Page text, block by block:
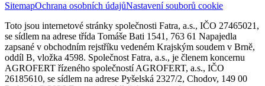
SitemapOchrana osobních údajůNastavení souborů cookie
Toto jsou internetové stránky společnosti Fatra, a.s., IČO 27465021,
se sídlem na adrese třída Tomáše Bati 1541, 763 61 Napajedla
zapsané v obchodním rejstříku vedeném Krajským soudem v Brně,
oddíl B, vložka 4598. Společnost Fatra, a.s., je členem koncernu
AGROFERT řízeného společností AGROFERT, a.s., IČO
26185610, se sídlem na adrese Pyšelská 2327/2, Chodov, 149 00